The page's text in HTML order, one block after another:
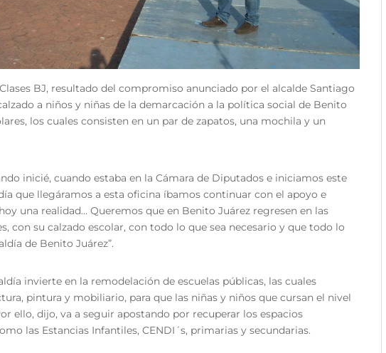
BJ, resultado del compromiso anunciado por el alcalde Santiago
a niños y niñas de la demarcación a la política social de Benito
los cuales consisten en un par de zapatos, una mochila y un
inicié, cuando estaba en la Cámara de Diputados e iniciamos este
que llegáramos a esta oficina íbamos continuar con el apoyo e
una realidad… Queremos que en Benito Juárez regresen en las
con su calzado escolar, con todo lo que sea necesario y que todo lo
de Benito Juárez”.
invierte en la remodelación de escuelas públicas, las cuales
pintura y mobiliario, para que las niñas y niños que cursan el nivel
ello, dijo, va a seguir apostando por recuperar los espacios
las Estancias Infantiles, CENDI´s, primarias y secundarias.